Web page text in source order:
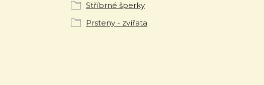
Stříbrné šperky
Prsteny - zvířata